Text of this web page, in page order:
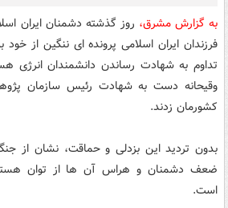
به گزارش مشرق، روز گذشته دشمنان ایران
فرزندان ایران اسلامی پرونده ای ننگین از
تداوم به شهادت رساندن دانشمندان انرژی
وقیحانه دست به شهادت رئیس سازمان
کشورمان زدند.
بدون تردید این بزدلی و حماقت، نشان از
ضعف دشمنان و هراس آن ها از توان
است.